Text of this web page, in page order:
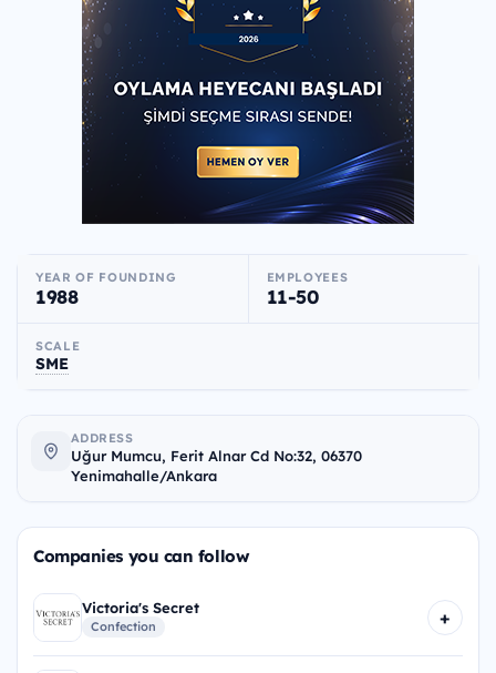
YEAR OF FOUNDING
1988
EMPLOYEES
11-50
SCALE
SME
ADDRESS
Uğur Mumcu, Ferit Alnar Cd No:32, 06370
Yenimahalle/Ankara
Companies you can follow
Victoria's Secret
Confection +